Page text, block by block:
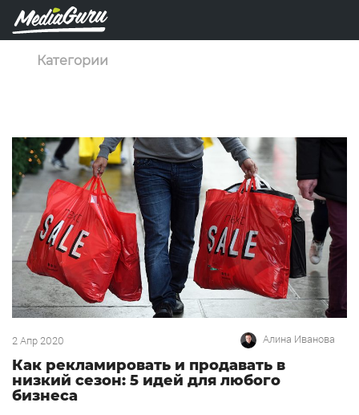
Категории
2 Апр 2020 Алина Иванова
Как рекламировать и продавать в
низкий сезон: 5 идей для любого
бизнеса